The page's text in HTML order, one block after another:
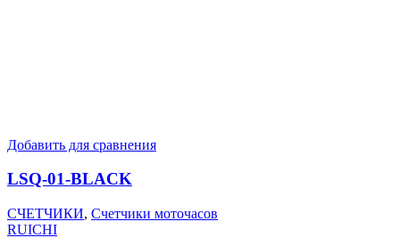
Добавить для сравнения
LSQ-01-BLACK
СЧЕТЧИКИ, Счетчики моточасов
RUICHI